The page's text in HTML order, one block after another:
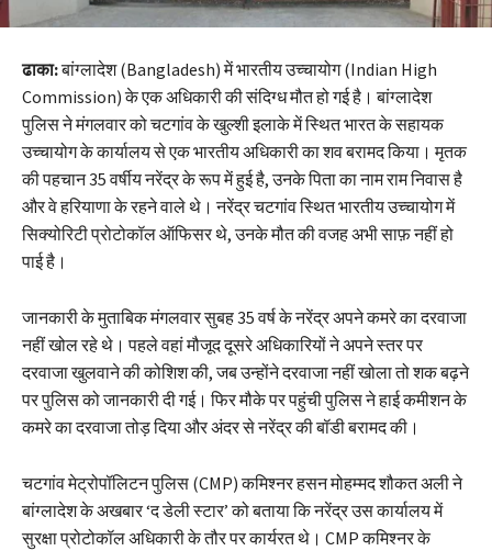
ढाका:बांग्लादेश (Bangladesh) में भारतीय उच्चायोग (Indian High
Commission)के एक अधिकारी की संदिग्ध मौत हो गई है। बांग्लादेश
पुलिस ने मंगलवार को चटगांव के खुल्शी इलाके में स्थित भारत के सहायक
उच्चायोग के कार्यालय से एक भारतीय अधिकारी का शव बरामद किया। मृतक
की पहचान 35 वर्षीय नरेंद्र के रूप में हुई है, उनके पिता का नाम राम निवास है
और वे हरियाणा के रहने वाले थे। नरेंद्र चटगांव स्थित भारतीय उच्चायोग में
सिक्योरिटी प्रोटोकॉल ऑफिसर थे, उनके मौत की वजह अभी साफ़ नहीं हो
पाई है।
जानकारी के मुताबिक मंगलवार सुबह 35 वर्ष के नरेंद्र अपने कमरे का दरवाजा
नहीं खोल रहे थे। पहले वहां मौजूद दूसरे अधिकारियों ने अपने स्तर पर
दरवाजा खुलवाने की कोशिश की, जब उन्होंने दरवाजा नहीं खोला तो शक बढ़ने
पर पुलिस को जानकारी दी गई। फिर मौके पर पहुंची पुलिस ने हाई कमीशन के
कमरे का दरवाजा तोड़ दिया और अंदर से नरेंद्र की बॉडी बरामद की।
चटगांव मेट्रोपॉलिटन पुलिस (CMP) कमिश्नर हसन मोहम्मद शौकत अली ने
बांग्लादेश के अखबार ‘द डेली स्टार’ को बताया कि नरेंद्र उस कार्यालय में
सुरक्षा प्रोटोकॉल अधिकारी के तौर पर कार्यरत थे। CMP कमिश्नर के